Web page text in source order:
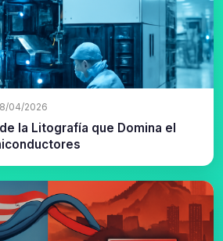
04/2026
la Litografía que Domina el